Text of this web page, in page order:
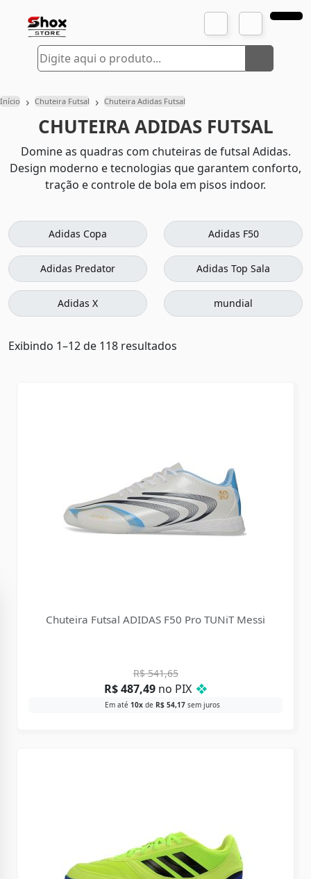
Início › Chuteira Futsal › Chuteira Adidas Futsal
CHUTEIRA ADIDAS FUTSAL
Domine as quadras com chuteiras de futsal Adidas.
Design moderno e tecnologias que garantem conforto,
tração e controle de bola em pisos indoor.
Adidas Copa Adidas F50
Adidas Predator Adidas Top Sala
Adidas X mundial
Exibindo 1–12 de 118 resultados
Chuteira Futsal ADIDAS F50 Pro TUNiT Messi
R$541,65
R$487,49no PIX ❖
Em até 10xde R$54,17sem juros